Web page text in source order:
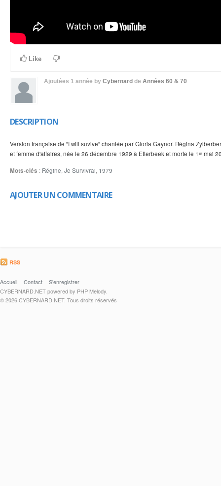
Like
Ajoutées 1 année by Cybernard de Années 60 & 70
DESCRIPTION
Version française de "I will suvive" chantée par Gloria Gaynor. Régina
et femme d'affaires, née le 26 décembre 1929 à Etterbeek et morte le 1ᵉʳ mai
Mots-clés : Régine, Je Survivrai, 1979
AJOUTER UN COMMENTAIRE
RSS
Accueil Contact
S'enregistrer
CYBERNARD.NET powered by PHP Melody.
© 2026 CYBERNARD.NET. Tous droits réservés